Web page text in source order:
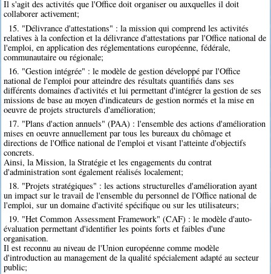
Il s'agit des activités que l'Office doit organiser ou auxquelles il doit
collaborer activement;
15. "Délivrance d'attestations" : la mission qui comprend les activités
relatives à la confection et la délivrance d'attestations par l'Office national de
l'emploi, en application des réglementations européenne, fédérale,
communautaire ou régionale;
16. "Gestion intégrée" : le modèle de gestion développé par l'Office
national de l'emploi pour atteindre des résultats quantifiés dans ses
différents domaines d'activités et lui permettant d'intégrer la gestion de ses
missions de base au moyen d'indicateurs de gestion normés et la mise en
oeuvre de projets structurels d'amélioration;
17. "Plans d'action annuels" (PAA) : l'ensemble des actions d'amélioration
mises en oeuvre annuellement par tous les bureaux du chômage et
directions de l'Office national de l'emploi et visant l'atteinte d'objectifs
concrets.
Ainsi, la Mission, la Stratégie et les engagements du contrat
d'administration sont également réalisés localement;
18. "Projets stratégiques" : les actions structurelles d'amélioration ayant
un impact sur le travail de l'ensemble du personnel de l'Office national de
l'emploi, sur un domaine d'activité spécifique ou sur les utilisateurs;
19. "Het Common Assessment Framework" (CAF) : le modèle d'auto-
évaluation permettant d'identifier les points forts et faibles d'une
organisation.
Il est reconnu au niveau de l'Union européenne comme modèle
d'introduction au management de la qualité spécialement adapté au secteur
public;